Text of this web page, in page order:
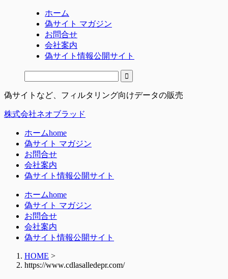
ホーム
偽サイト マガジン
お問合せ
会社案内
偽サイト情報公開サイト
偽サイトなど、フィルタリング向けデータの販売
株式会社ネオブラッド
ホームhome
偽サイト マガジン
お問合せ
会社案内
偽サイト情報公開サイト
ホームhome
偽サイト マガジン
お問合せ
会社案内
偽サイト情報公開サイト
HOME >
https://www.cdlasalledepr.com/